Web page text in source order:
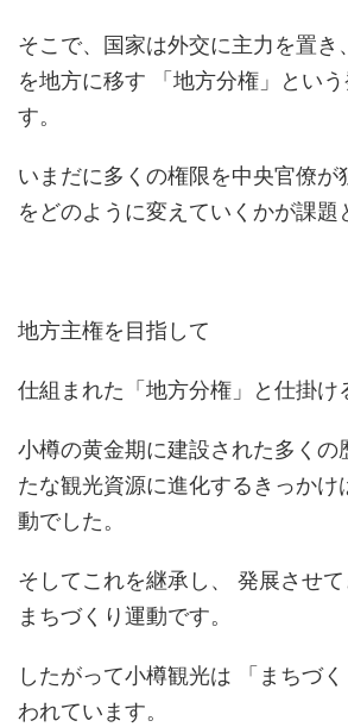
そこで、国家は外交に主力を置き
を地方に移す 「地方分権」とい
す。
いまだに多くの権限を中央官僚が
をどのように変えていくかが課題
地方主権を目指して
仕組まれた「地方分権」と仕掛け
小樽の黄金期に建設された多くの
たな観光資源に進化するきっかけ
動でした。
そしてこれを継承し、 発展させ
まちづくり運動です。
したがって小樽観光は 「まちづ
われています。